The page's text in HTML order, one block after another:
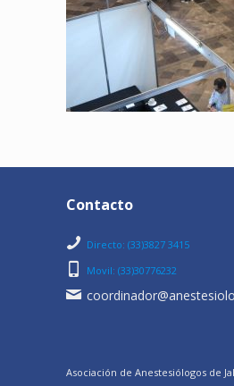
Contacto
Directo: (33)3827 3415
Movil: (33)30776232
Asociación de Anestesiólogos de